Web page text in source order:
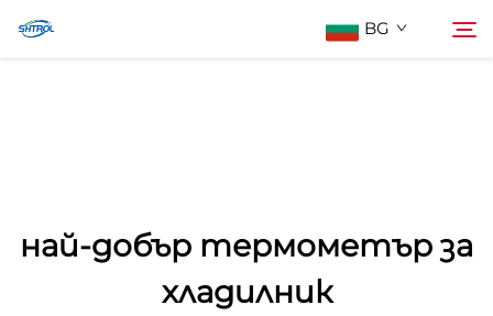
BG
Контактирайте Нас
най-добър термометър за
хладилник